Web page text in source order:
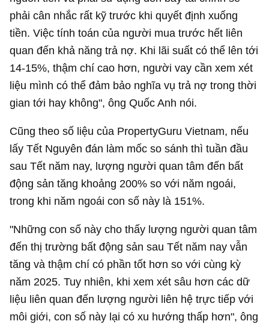
phải cân nhắc rất kỹ trước khi quyết định xuống
tiền. Việc tính toán của người mua trước hết liên
quan đến khả năng trả nợ. Khi lãi suất có thể lên tới
14-15%, thậm chí cao hơn, người vay cần xem xét
liệu mình có thể đảm bảo nghĩa vụ trả nợ trong thời
gian tới hay không", ông Quốc Anh nói.
Cũng theo số liệu của PropertyGuru Vietnam, nếu
lấy Tết Nguyên đán làm mốc so sánh thì tuần đầu
sau Tết năm nay, lượng người quan tâm đến bất
động sản tăng khoảng 200% so với năm ngoái,
trong khi năm ngoái con số này là 151%.
"Những con số này cho thấy lượng người quan tâm
đến thị trường bất động sản sau Tết năm nay vẫn
tăng và thậm chí có phần tốt hơn so với cùng kỳ
năm 2025. Tuy nhiên, khi xem xét sâu hơn các dữ
liệu liên quan đến lượng người liên hệ trực tiếp với
môi giới, con số này lại có xu hướng thấp hơn", ông